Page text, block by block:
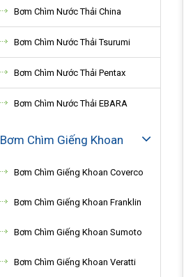
Bơm Chìm Nước Thải China
Bơm Chìm Nước Thải Tsurumi
Bơm Chìm Nước Thải Pentax
Bơm Chìm Nước Thải EBARA
Bơm Chìm Giếng Khoan
Bơm Chìm Giếng Khoan Coverco
Bơm Chìm Giếng Khoan Franklin
Bơm Chìm Giếng Khoan Sumoto
Bơm Chìm Giếng Khoan Veratti